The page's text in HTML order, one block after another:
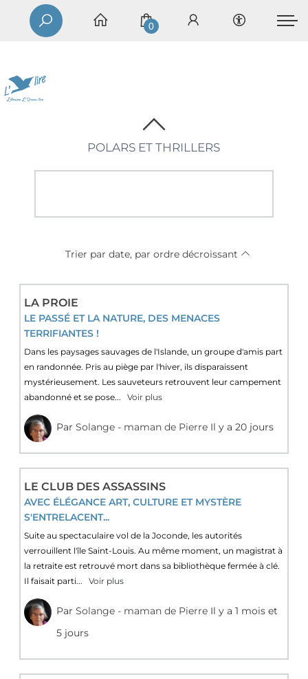
0
POLARS ET THRILLERS
Trier par date, par ordre décroissant
LA PROIE
LE PASSÉ ET LA NATURE, DES MENACES
TERRIFIANTES !
Dans les paysages sauvages de l'Islande, un groupe d'amis part
en randonnée. Pris au piège par l'hiver, ils disparaissent
mystérieusement. Les sauveteurs retrouvent leur campement
abandonné et se pose...
Voir plus
ParSolange - maman de Pierre Il y a 20 jours
LE CLUB DES ASSASSINS
AVEC ÉLÉGANCE ART, CULTURE ET MYSTÈRE
S'ENTRELACENT...
Suite au spectaculaire vol de la Joconde, les autorités
verrouillent l'île Saint-Louis. Au même moment, un magistrat à
la retraite est retrouvé mort dans sa bibliothèque fermée à clé.
Il faisait parti...
Voir plus
ParSolange - maman de Pierre Il y a 1 mois et
5 jours